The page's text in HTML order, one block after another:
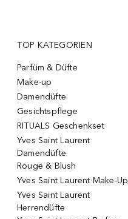
TOP KATEGORIEN
Parfüm & Düfte
Make-up
Damendüfte
Gesichtspflege
RITUALS Geschenkset
Yves Saint Laurent
Damendüfte
Rouge & Blush
Yves Saint Laurent Make-Up
Yves Saint Laurent
Herrendüfte